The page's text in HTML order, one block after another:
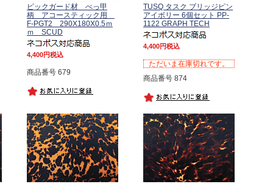
ピックガード材 べっ甲
柄 アコースティック用
F-PGT2 290X180X0.5ｍ
ｍ SCUD
4,400 税込
商品番号 679
TUSQ タスク ブリッジピン
アイボリー 6個セット PP-
1122 GRAPH TECH
4,400 税込
ただいま在庫切れです。
商品番号 874